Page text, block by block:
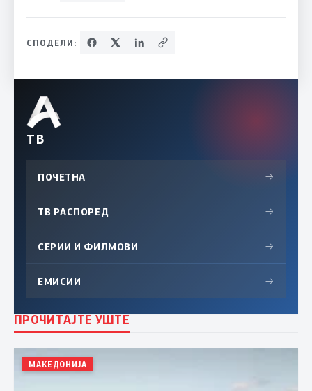
СПОДЕЛИ:
ТВ
ПОЧЕТНА →
ТВ РАСПОРЕД →
СЕРИИ И ФИЛМОВИ →
ЕМИСИИ →
ПРОЧИТАЈТЕ УШТЕ
МАКЕДОНИЈА